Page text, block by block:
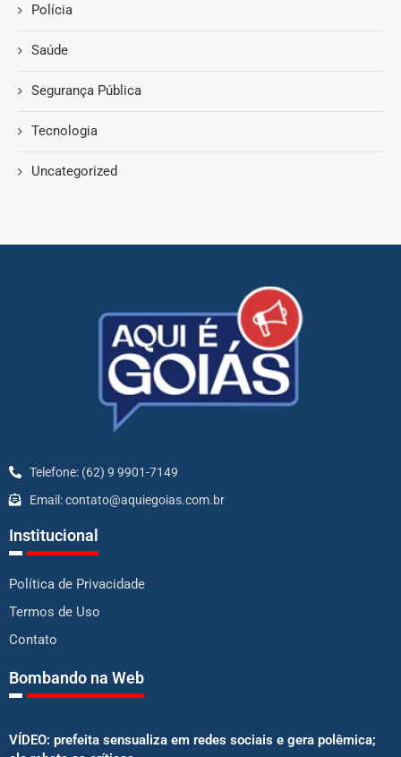
Polícia
Saúde
Segurança Pública
Tecnologia
Uncategorized
Telefone: (62) 9 9901-7149
Email: contato@aquiegoias.com.br
Institucional
Política de Privacidade
Termos de Uso
Contato
Bombando na Web
VÍDEO: prefeita sensualiza em redes sociais e gera polêmica;